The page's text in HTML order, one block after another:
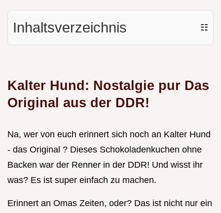
Inhaltsverzeichnis ☷
Kalter Hund: Nostalgie pur Das
Original aus der DDR!
Na, wer von euch erinnert sich noch an Kalter Hund
- das Original ? Dieses Schokoladenkuchen ohne
Backen war der Renner in der DDR! Und wisst ihr
was? Es ist super einfach zu machen.
Erinnert an Omas Zeiten, oder? Das ist nicht nur ein